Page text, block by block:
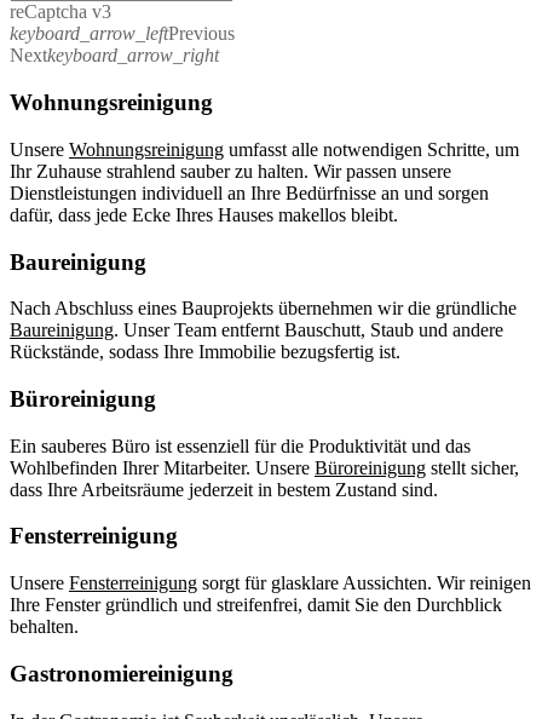
reCaptcha v3
keyboard_arrow_leftPrevious
Nextkeyboard_arrow_right
Wohnungsreinigung
Unsere Wohnungsreinigung umfasst alle notwendigen Schritte, um
Ihr Zuhause strahlend sauber zu halten. Wir passen unsere
Dienstleistungen individuell an Ihre Bedürfnisse an und sorgen
dafür, dass jede Ecke Ihres Hauses makellos bleibt.
Baureinigung
Nach Abschluss eines Bauprojekts übernehmen wir die gründliche
Baureinigung. Unser Team entfernt Bauschutt, Staub und andere
Rückstände, sodass Ihre Immobilie bezugsfertig ist.
Büroreinigung
Ein sauberes Büro ist essenziell für die Produktivität und das
Wohlbefinden Ihrer Mitarbeiter. Unsere Büroreinigung stellt sicher,
dass Ihre Arbeitsräume jederzeit in bestem Zustand sind.
Fensterreinigung
Unsere Fensterreinigung sorgt für glasklare Aussichten. Wir reinigen
Ihre Fenster gründlich und streifenfrei, damit Sie den Durchblick
behalten.
Gastronomiereinigung